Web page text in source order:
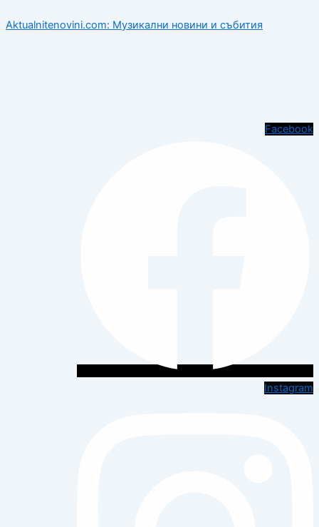
Aktualnitenovini.com: Музикални новини и събития
Facebook
Instagram